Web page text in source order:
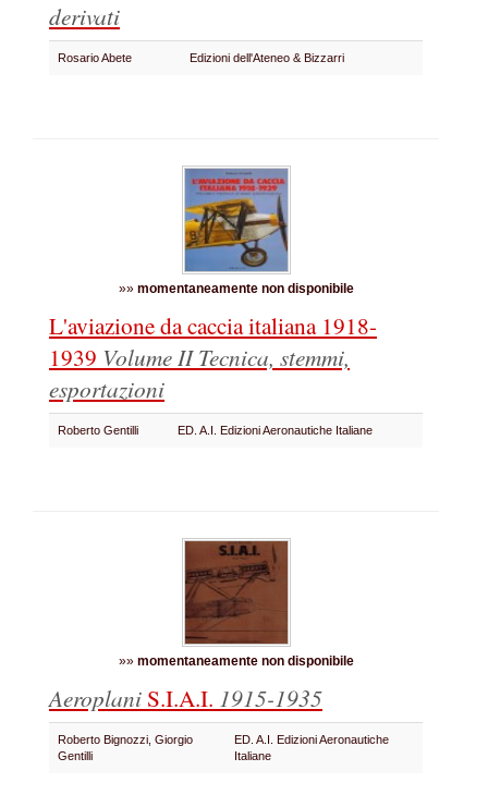
derivati
Rosario Abete Edizioni dell'Ateneo & Bizzarri
»» momentaneamente non disponibile
L'aviazione da caccia italiana 1918-
1939 Volume II Tecnica, stemmi,
esportazioni
Roberto Gentilli ED. A.I. Edizioni Aeronautiche Italiane
»» momentaneamente non disponibile
Aeroplani S.I.A.I. 1915-1935
Roberto Bignozzi, Giorgio
Gentilli
ED. A.I. Edizioni Aeronautiche
Italiane